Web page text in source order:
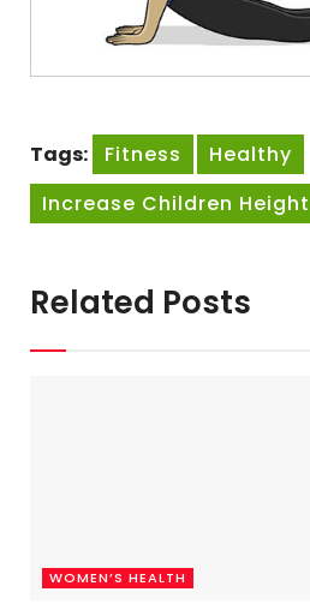
Tags: Fitness
Healthy
Increase Children Height
Related Posts
WOMEN’S HEALTH